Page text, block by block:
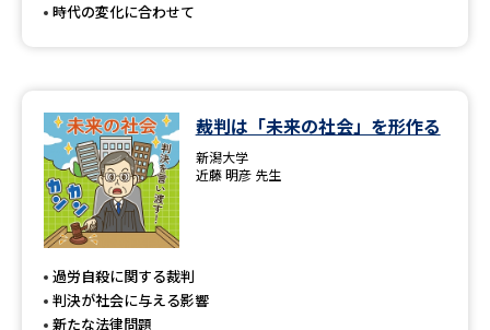
時代の変化に合わせて
裁判は「未来の社会」を形作る
新潟大学
近藤 明彦 先生
過労自殺に関する裁判
判決が社会に与える影響
新たな法律問題